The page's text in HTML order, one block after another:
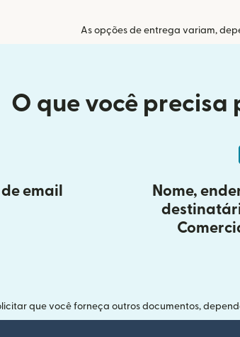
As opções de entrega variam,
O que você
email
Nome,
que você forneça outros documentos,